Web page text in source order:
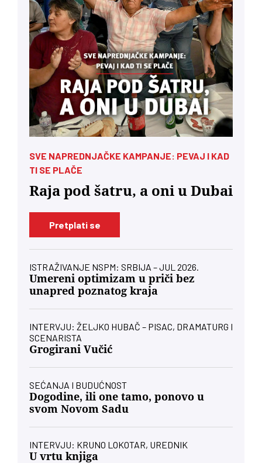
SVE NAPREDNJAČKE KAMPANJE: PEVAJ I KAD
TI SE PLAČE
Raja pod šatru, a oni u Dubai
Pretplati se
ISTRAŽIVANJE NSPM: SRBIJA – JUL 2026.
Umereni optimizam u priči bez
unapred poznatog kraja
INTERVJU: ŽELJKO HUBAČ – PISAC, DRAMATURG I
SCENARISTA
Grogirani Vučić
SEĆANJA I BUDUĆNOST
Dogodine, ili one tamo, ponovo u
svom Novom Sadu
INTERVJU: KRUNO LOKOTAR, UREDNIK
U vrtu knjiga